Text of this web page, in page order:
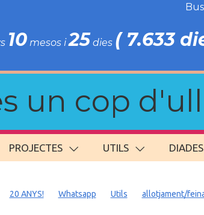
10mesos i25 dies ( 7.633
un cop
PROJECTES UTILS DIADES
20 ANYS! Whatsapp Utils allotjament/